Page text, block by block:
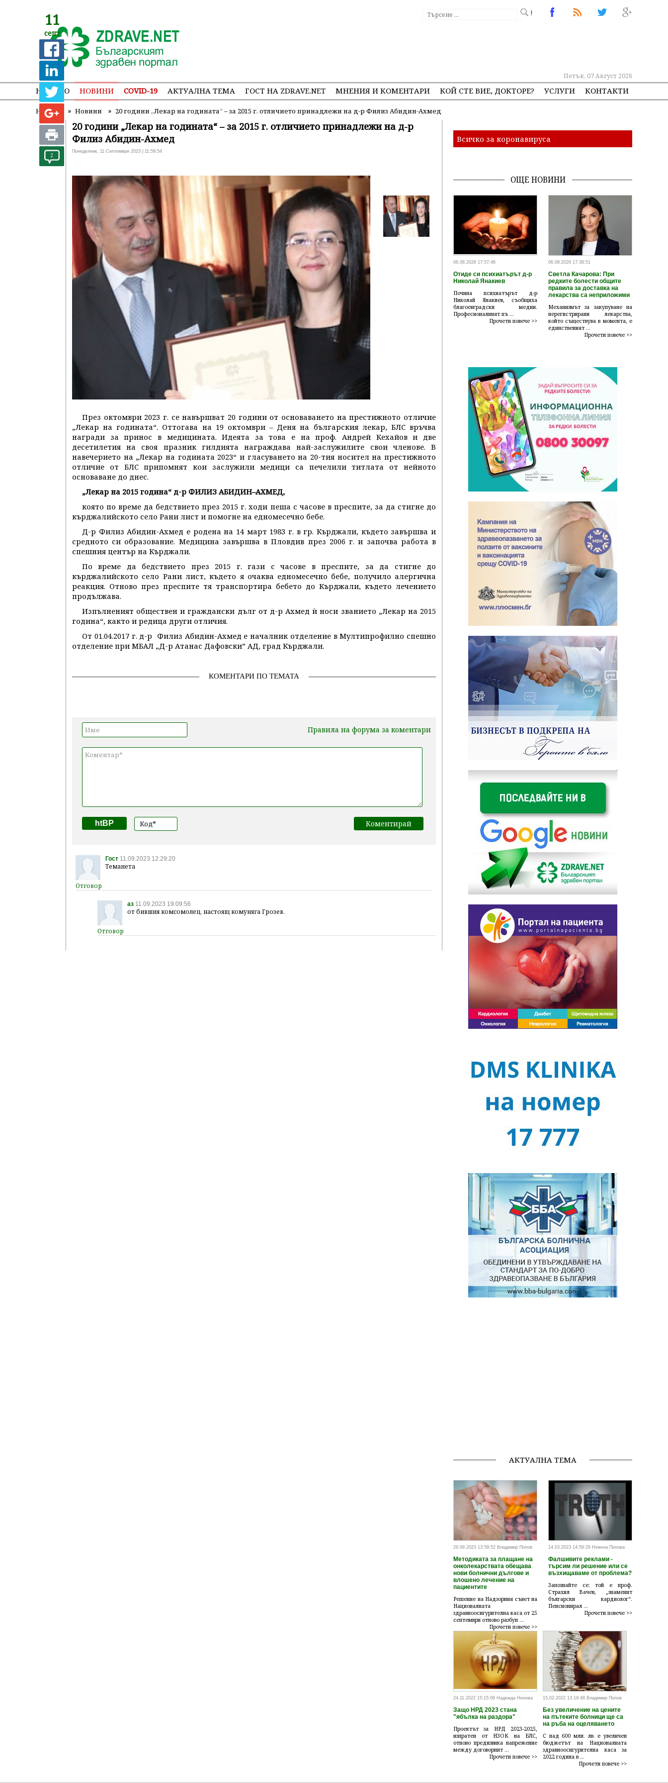
!
Петък, 07 Август 2026
НАЧАЛО НОВИНИ COVID-19 АКТУАЛНА ТЕМА ГОСТ НА ZDRAVE.NET МНЕНИЯ И КОМЕНТАРИ КОЙ СТЕ ВИЕ, ДОКТОРЕ? УСЛУГИ КОНТАКТИ
Начало » Новини » 20 години „Лекар на годината“ – за 2015 г. отличието принадлежи на д-р Филиз Абидин-Ахмед
11
септ
2
20 години „Лекар на годината“ – за 2015 г. отличието принадлежи на д-р
Филиз Абидин-Ахмед
Понеделник, 11 Септември 2023 | 11:59:54
През октомври 2023 г. се навършват 20 години от основаването на престижното отличие
„Лекар на годината“. Оттогава на 19 октомври – Деня на българския лекар, БЛС връчва
награди за принос в медицината. Идеята за това е на проф. Андрей Кехайов и две
десетилетия на своя празник гилдията награждава най-заслужилите свои членове. В
навечерието на „Лекар на годината 2023“ и гласуването на 20-тия носител на престижното
отличие от БЛС припомнят кои заслужили медици са печелили титлата от нейното
основаване до днес.
„Лекар на 2015 година“ д-р ФИЛИЗ АБИДИН–АХМЕД,
която по време да бедствието през 2015 г. ходи пеша с часове в преспите, за да стигне до
кърджалийското село Рани лист и помогне на едномесечно бебе.
Д-р Филиз Абидин-Ахмед е родена на 14 март 1983 г. в гр. Кърджали, където завършва и
средното си образование. Медицина завършва в Пловдив през 2006 г. и започва работа в
спешния център на Кърджали.
По време да бедствието през 2015 г. гази с часове в преспите, за да стигне до
кърджалийското село Рани лист, където я очаква едномесечно бебе, получило алергична
реакция. Отново през преспите тя транспортира бебето до Кърджали, където лечението
продължава.
Изпълненият обществен и граждански дълг от д-р Ахмед ѝ носи званието „Лекар на 2015
година“, както и редица други отличия.
От 01.04.2017 г. д-р Филиз Абидин-Ахмед е началник отделение в Мултипрофилно спешно
отделение при МБАЛ „Д-р Атанас Дафовски” АД, град Кърджали.
КОМЕНТАРИ ПО ТЕМАТА
Правила на форума за коментари
htBP
Гост 11.09.2023 12:29:20
Теманета
аз 11.09.2023 19:09:56
от бившия комсомолец, настоящ комуняга Грозев.
Всичко за коронавируса
ОЩЕ НОВИНИ
06.08.2026 17:57:46
Отиде си психиатърът д-р
Николай Янакиев
Почина психиатърът д-р
Николай Янакиев, съобщиха
благоевградски медии.
Професионалният пъ ...
Прочети повече >>
06.08.2026 17:38:51
Светла Качарова: При
редките болести общите
правила за доставка на
лекарства са неприложими
Механизмът за закупуване на
нерегистрирани лекарства,
който съществува в момента, е
единственият ...
Прочети повече >>
АКТУАЛНА ТЕМА
29.09.2023 13:59:52 Владимир Попов
Методиката за плащане на
онколекарствата обещава
нови болнични дългове и
влошено лечение на
пациентите
Решение на Надзорния съвет на
Националната
здравноосигурителна каса от 25
септември отново разбун ...
Прочети повече >>
14.03.2023 14:59:29 Невена Попова
Фалшивите реклами -
търсим ли решение или се
възхищаваме от проблема?
Запознайте се: той е проф.
Страхил Вачев, „знаменит
български кардиолог“.
Пенсионирал ...
Прочети повече >>
24.11.2022 15:15:08 Надежда Ненова
Защо НРД 2023 стана
"ябълка на раздора"
Проектът за НРД 2023-2025,
изпратен от НЗОК на БЛС,
отново предизвика напрежение
между договорнит ...
Прочети повече >>
15.02.2022 13:19:48 Владимир Попов
Без увеличение на цените
на пътеките болници ще са
на ръба на оцеляването
С над 600 млн. лв. е увеличен
бюджетът на Националната
здравноосигурителна каса за
2022 година в ...
Прочети повече >>